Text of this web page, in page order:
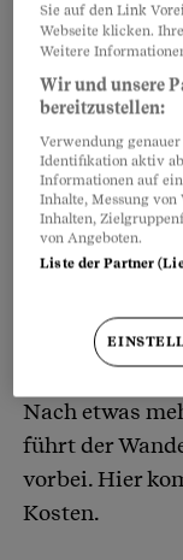
Nach etwas
führt der
vorbei. Hier
Kosten.
Sie auf den Link
Webseite klicken.
Weitere
Wir und unsere
bereitzustellen:
Verwendung
Identifikation aktiv
Informationen auf
Inhalte, Messung
Inhalten,
von Angeboten.
Liste der Partner